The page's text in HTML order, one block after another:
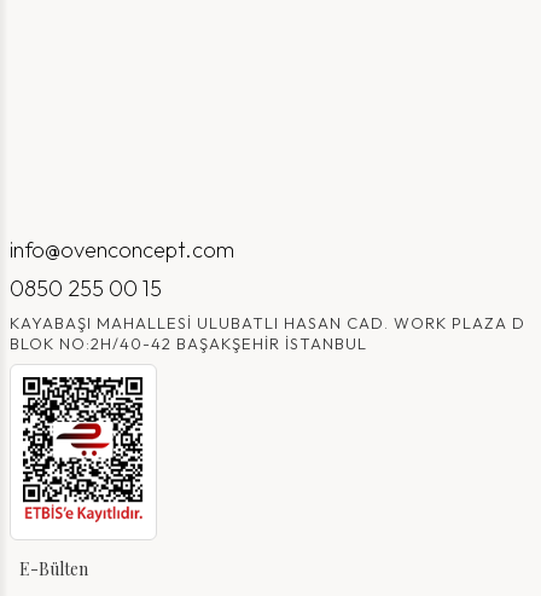
info@ovenconcept.com
0850 255 00 15
KAYABAŞI MAHALLESI ULUBATLI HASAN CAD. WORK PLAZA D
BLOK NO:2H/40-42 BAŞAKŞEHIR İSTANBUL
E-Bülten